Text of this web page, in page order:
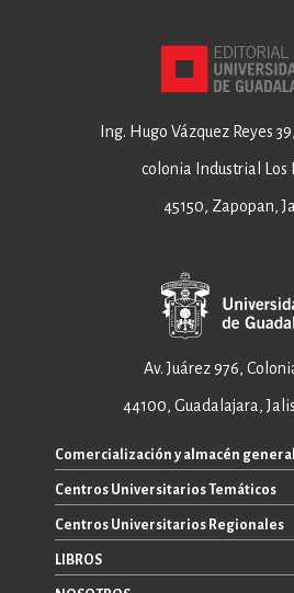
Ing. Hugo Vázquez Reyes
colonia Industrial Los
45150, Zapopan,
Av. Juárez 976,
44100, Guadalajara,
Comercialización y almacén general
+52 33 3640 6326
+52 33 3640 4595
ventas@editorial.udg.mx
Centros Universitarios Temáticos
CUAAD
CUCEA
Centros Universitarios Regionales
CUALTOS
LIBROS